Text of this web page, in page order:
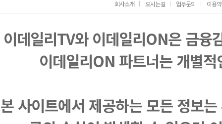
회사소개 오시는길 업무문의 이용
이데일리TV와 이데일리ON은 금융
이데일리ON 파트너는 개별
본 사이트에서 제공하는 모든 정보